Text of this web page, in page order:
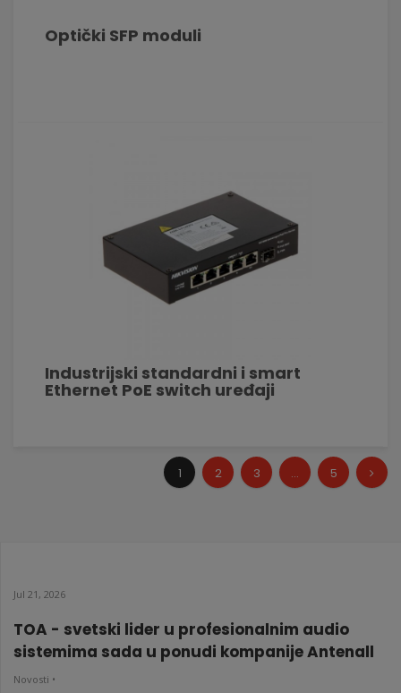
Optički SFP moduli
Industrijski standardni i smart
Ethernet PoE switch uređaji
1 2 3 ... 5
Jul 21, 2026
TOA - svetski lider u profesionalnim audio
sistemima sada u ponudi kompanije Antenall
Novosti •